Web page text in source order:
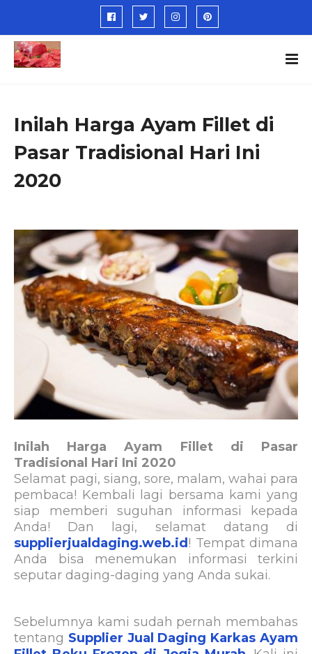
Inilah Harga Ayam Fillet di
Pasar Tradisional Hari Ini
2020
Inilah Harga Ayam Fillet di Pasar
Tradisional Hari Ini 2020
Selamat pagi, siang, sore, malam, wahai para
pembaca! Kembali lagi bersama kami yang
siap memberi suguhan informasi kepada
Anda! Dan lagi, selamat datang di
supplierjualdaging.web.id ! Tempat dimana
Anda bisa menemukan informasi terkini
seputar daging-daging yang Anda sukai.
Sebelumnya kami sudah pernah membahas
tentang Supplier Jual Daging Karkas Ayam